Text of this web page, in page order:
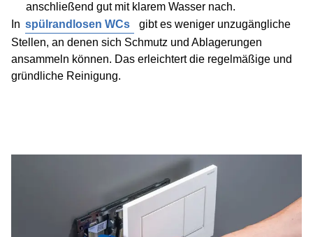
anschließend gut mit klarem Wasser nach.
In spülrandlosen WCs
gibt es weniger unzugängliche
Stellen, an denen sich Schmutz und Ablagerungen
ansammeln können. Das erleichtert die regelmäßige und
gründliche Reinigung.